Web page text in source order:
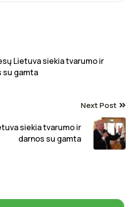
Lietuva siekia tvarumo ir
su gamta
Next Post
siekia tvarumo ir
darnos su gamta